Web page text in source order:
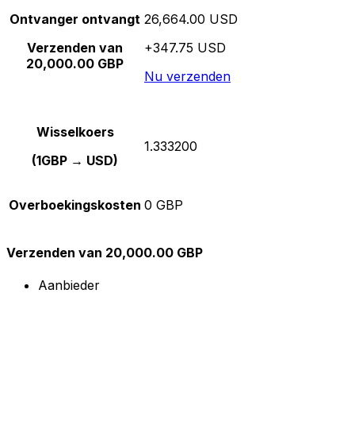
Ontvanger ontvangt
Verzenden van
20,000.00 GBP
26,664.00 USD
+347.75 USD
Nu verzenden
Wisselkoers
(1GBP → USD)
1.333200
Overboekingskosten 0 GBP
Verzenden van 20,000.00 GBP
Aanbieder